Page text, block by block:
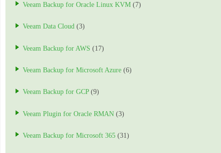
Veeam Backup for Oracle Linux KVM (7)
Veeam Data Cloud (3)
Veeam Backup for AWS (17)
Veeam Backup for Microsoft Azure (6)
Veeam Backup for GCP(9)
Veeam Plugin for Oracle RMAN (3)
Veeam Backup for Microsoft 365 (31)